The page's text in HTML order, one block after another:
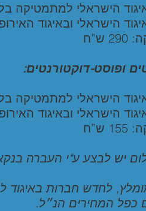
הישראלי למתמטיקה בלבד:
הישראלי ובאיגוד
ופוסט-דוקטורנטים:
הישראלי למתמטיקה בלבד:
הישראלי ובאיגוד
יש לבצע ע"י העברה
לחדש חברות באיגוד
כפל המחירים הנ״ל.